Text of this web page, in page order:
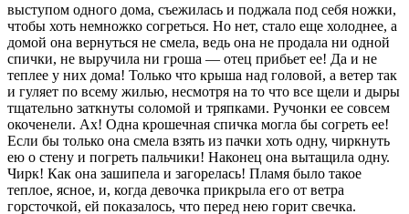
выступом одного дома, съежилась и поджала под себя ножки,
чтобы хоть немножко согреться. Но нет, стало еще холоднее, а
домой она вернуться не смела, ведь она не продала ни одной
спички, не выручила ни гроша — отец прибьет ее! Да и не
теплее у них дома! Только что крыша над головой, а ветер так
и гуляет по всему жилью, несмотря на то что все щели и дыры
тщательно заткнуты соломой и тряпками. Ручонки ее совсем
окоченели. Ах! Одна крошечная спичка могла бы согреть ее!
Если бы только она смела взять из пачки хоть одну, чиркнуть
ею о стену и погреть пальчики! Наконец она вытащила одну.
Чирк! Как она зашипела и загорелась! Пламя было такое
теплое, ясное, и, когда девочка прикрыла его от ветра
горсточкой, ей показалось, что перед нею горит свечка.